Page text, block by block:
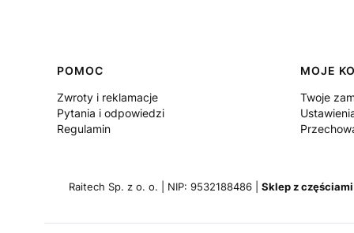
Linki w stopce
POMOC
Zwroty i reklamacje
Pytania i odpowiedzi
Regulamin
MOJE
Twoje
Raitech Sp. z o. o. | NIP: 9532188486 | Sklep z